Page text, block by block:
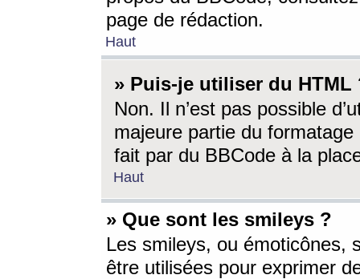
page de rédaction.
Haut
» Puis-je utiliser du HTML
Non. Il n’est pas possible
majeure partie du
fait par du BBCode à la
Haut
» Que sont les smileys ?
Les smileys, ou émoticônes,
être utilisées pour exprimer